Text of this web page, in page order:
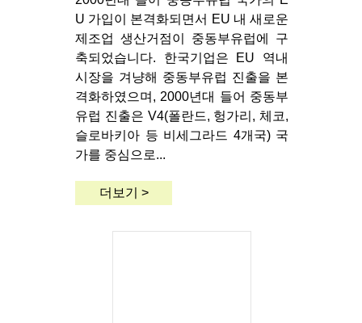
U 가입이 본격화되면서 EU 내 새로운
제조업 생산거점이 중동부유럽에 구
축되었습니다. 한국기업은 EU 역내
시장을 겨냥해 중동부유럽 진출을 본
격화하였으며, 2000년대 들어 중동부
유럽 진출은 V4(폴란드, 헝가리, 체코,
슬로바키아 등 비세그라드 4개국) 국
가를 중심으로...
더보기 >